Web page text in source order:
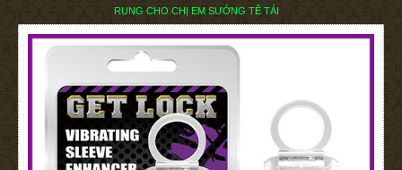
RUNG CHO CHỊ EM SƯỚNG TÊ TÁI